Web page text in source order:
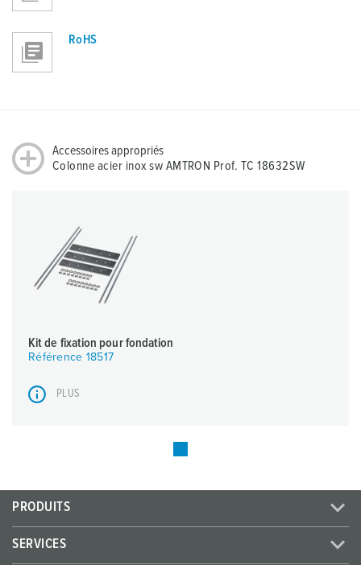
RoHS
Accessoires appropriés
Colonne acier inox sw AMTRON Prof. TC 18632SW
Kit de fixation pour fondation
Référence 18517
PLUS
PRODUITS
SERVICES